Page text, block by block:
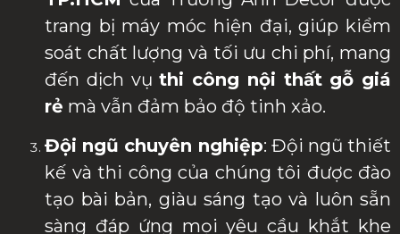
trang bị máy móc hiện đại, giúp kiểm
soát chất lượng và tối ưu chi phí, mang
đến dịch vụthi công nội thất gỗ giá
rẻ mà vẫn đảm bảo độ tinh xảo.
Đội ngũ chuyên nghiệp: Đội ngũ thiết
kế và thi công của chúng tôi được đào
tạo bài bản, giàu sáng tạo và luôn sẵn
sàng đáp ứng mọi yêu cầu khắt khe